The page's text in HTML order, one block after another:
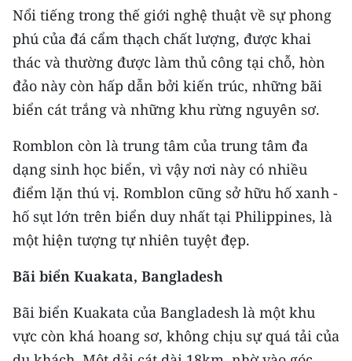
ENGLISH
中文
FRANÇAIS
ESPAÑOL
한국어
Nổi tiếng trong thế giới nghệ thuật về sự phong
phú của đá cẩm thạch chất lượng, được khai
thác và thường được làm thủ công tại chỗ, hòn
đảo này còn hấp dẫn bởi kiến trúc, những bãi
biển cát trắng và những khu rừng nguyên sơ.
Romblon còn là trung tâm của trung tâm đa
dạng sinh học biển, vì vậy nơi này có nhiều
điểm lặn thú vị. Romblon cũng sở hữu hố xanh -
hố sụt lớn trên biển duy nhất tại Philippines, là
một hiện tượng tự nhiên tuyệt đẹp.
Bãi biển Kuakata, Bangladesh
Bãi biển Kuakata của Bangladesh là một khu
vực còn khá hoang sơ, không chịu sự quá tải của